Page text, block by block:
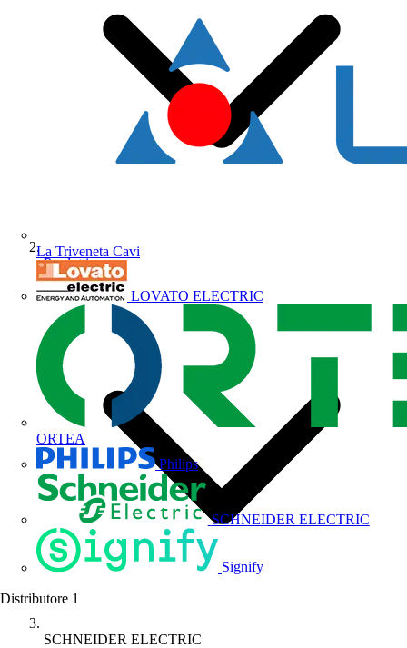
La Triveneta Cavi
LOVATO ELECTRIC
ORTEA
Philips
SCHNEIDER ELECTRIC
Signify
Distributore 1
Prodotti
SCHNEIDER ELECTRIC